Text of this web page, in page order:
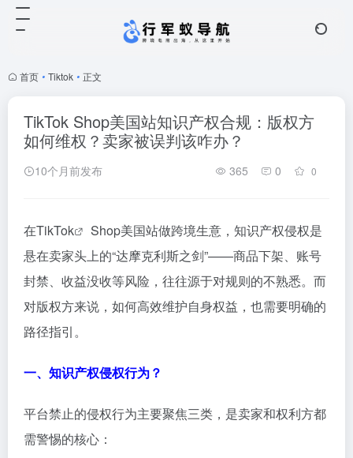
首页 • Tiktok • 正文
TikTok Shop美国站知识产权合规：版权方
如何维权？卖家被误判该咋办？
10个月前发布 365 0 0
在TikTok
Shop美国站做跨境生意，知识产权侵权是
悬在卖家头上的“达摩克利斯之剑”——商品下架、账号
封禁、收益没收等风险，往往源于对规则的不熟悉。而
对版权方来说，如何高效维护自身权益，也需要明确的
路径指引。
一、知识产权侵权行为？
平台禁止的侵权行为主要聚焦三类，是卖家和权利方都
需警惕的核心：